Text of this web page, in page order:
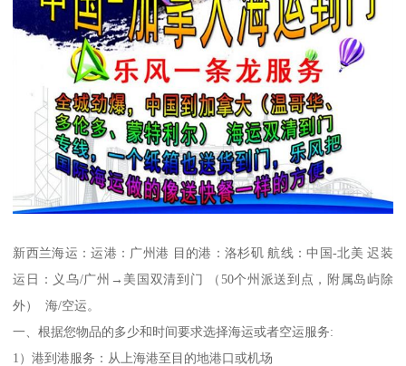
新西兰海运：运港：广州港 目的港：洛杉矶 航线：中国-北美 迟装
运日：义乌/广州→美国双清到门 （50个州派送到点，附属岛屿除
外） 海/空运。
一、根据您物品的多少和时间要求选择海运或者空运服务:
1）港到港服务：从上海港至目的地港口或机场